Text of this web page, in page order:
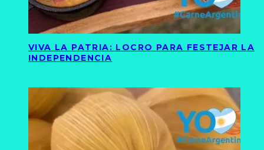
VIVA LA PATRIA: LOCRO PARA FESTEJAR LA
INDEPENDENCIA